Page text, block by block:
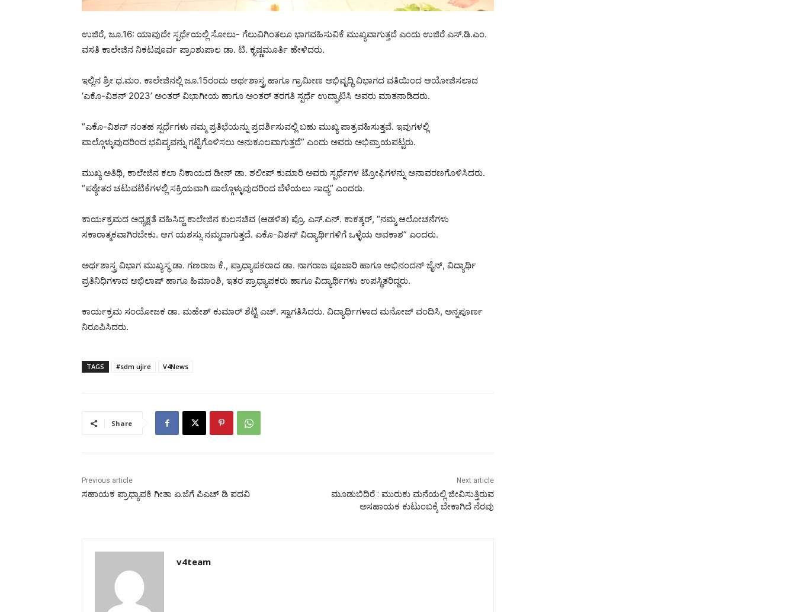
ಉಜಿರೆ, ಜೂ.16: ಯಾವುದೇ ಸ್ಪರ್ಧೆಯಲ್ಲಿ ಸೋಲು- ಗೆಲುವಿಗಿಂತಲೂ ಭಾಗವಹಿಸುವಿಕೆ ಮುಖ್ಯವಾಗುತ್ತದೆ ಎಂದು ಉಜಿರೆ ಎಸ್.ಡಿ.ಎಂ.
ವಸತಿ ಕಾಲೇಜಿನ ನಿಕಟಪೂರ್ವ ಪ್ರಾಂಶುಪಾಲ ಡಾ. ಟಿ. ಕೃಷ್ಣಮೂರ್ತಿ ಹೇಳಿದರು.
ಇಲ್ಲಿನ ಶ್ರೀ ಧ.ಮಂ. ಕಾಲೇಜಿನಲ್ಲಿ ಜೂ.15ರಂದು ಅರ್ಥಶಾಸ್ತ್ರ ಹಾಗೂ ಗ್ರಾಮೀಣ ಅಭಿವೃದ್ಧಿ ವಿಭಾಗದ ವತಿಯಿಂದ ಆಯೋಜಿಸಲಾದ
‘ಎಕೊ-ವಿಶನ್ 2023’ ಅಂತರ್ ವಿಭಾಗೀಯ ಹಾಗೂ ಅಂತರ್ ತರಗತಿ ಸ್ಪರ್ಧೆ ಉದ್ಘಾಟಿಸಿ ಅವರು ಮಾತನಾಡಿದರು.
“ಎಕೊ-ವಿಶನ್ ನಂತಹ ಸ್ಪರ್ಧೆಗಳು ನಮ್ಮ ಪ್ರತಿಭೆಯನ್ನು ಪ್ರದರ್ಶಿಸುವಲ್ಲಿ ಬಹು ಮುಖ್ಯ ಪಾತ್ರವಹಿಸುತ್ತವೆ. ಇವುಗಳಲ್ಲಿ
ಪಾಲ್ಗೊಳ್ಳುವುದರಿಂದ ಭವಿಷ್ಯವನ್ನು ಗಟ್ಟಿಗೊಳಿಸಲು ಅನುಕೂಲವಾಗುತ್ತದೆ” ಎಂದು ಅವರು ಅಭಿಪ್ರಾಯಪಟ್ಟರು.
ಮುಖ್ಯ ಅತಿಥಿ, ಕಾಲೇಜಿನ ಕಲಾ ನಿಕಾಯದ ಡೀನ್ ಡಾ. ಶಲೀಪ್ ಕುಮಾರಿ ಅವರು ಸ್ಪರ್ಧೆಗಳ ಟ್ರೋಫಿಗಳನ್ನು ಅನಾವರಣಗೊಳಿಸಿದರು.
“ಪಠ್ಯೇತರ ಚಟುವಟಿಕೆಗಳಲ್ಲಿ ಸಕ್ರಿಯವಾಗಿ ಪಾಲ್ಗೊಳ್ಳುವುದರಿಂದ ಬೆಳೆಯಲು ಸಾಧ್ಯ” ಎಂದರು.
ಕಾರ್ಯಕ್ರಮದ ಅಧ್ಯಕ್ಷತೆ ವಹಿಸಿದ್ದ ಕಾಲೇಜಿನ ಕುಲಸಚಿವ (ಆಡಳಿತ) ಪ್ರೊ. ಎಸ್.ಎನ್. ಕಾಕತ್ಕರ್, “ನಮ್ಮ ಆಲೋಚನೆಗಳು
ಸಕಾರಾತ್ಮಕವಾಗಿರಬೇಕು. ಆಗ ಯಶಸ್ಸು ನಮ್ಮದಾಗುತ್ತದೆ. ಎಕೊ-ವಿಶನ್ ವಿದ್ಯಾರ್ಥಿಗಳಿಗೆ ಒಳ್ಳೆಯ ಅವಕಾಶ” ಎಂದರು.
ಅರ್ಥಶಾಸ್ತ್ರ ವಿಭಾಗ ಮುಖ್ಯಸ್ಥ ಡಾ. ಗಣರಾಜ ಕೆ., ಪ್ರಾಧ್ಯಾಪಕರಾದ ಡಾ. ನಾಗರಾಜ ಪೂಜಾರಿ ಹಾಗೂ ಅಭಿನಂದನ್ ಜೈನ್, ವಿದ್ಯಾರ್ಥಿ
ಪ್ರತಿನಿಧಿಗಳಾದ ಅಭಿಲಾಷ್ ಹಾಗೂ ಹಿಮಾಂಶಿ, ಇತರ ಪ್ರಾಧ್ಯಾಪಕರು ಹಾಗೂ ವಿದ್ಯಾರ್ಥಿಗಳು ಉಪಸ್ಥಿತರಿದ್ದರು.
ಕಾರ್ಯಕ್ರಮ ಸಂಯೋಜಕ ಡಾ. ಮಹೇಶ್ ಕುಮಾರ್ ಶೆಟ್ಟಿ ಎಚ್. ಸ್ವಾಗತಿಸಿದರು. ವಿದ್ಯಾರ್ಥಿಗಳಾದ ಮನೋಜ್ ವಂದಿಸಿ, ಅನ್ನಪೂರ್ಣ
ನಿರೂಪಿಸಿದರು.
TAGS #sdm ujire V4News
Share
Previous article
ಸಹಾಯಕ ಪ್ರಾಧ್ಯಾಪಕಿ ಗೀತಾ ಏ.ಜೆಗೆ ಪಿಎಚ್ ಡಿ ಪದವಿ
Next article
ಮೂಡುಬಿದಿರೆ : ಮುರುಕು ಮನೆಯಲ್ಲಿ ಜೀವಿಸುತ್ತಿರುವ
ಅಸಹಾಯಕ ಕುಟುಂಬಕ್ಕೆ ಬೇಕಾಗಿದೆ ನೆರವು
v4team